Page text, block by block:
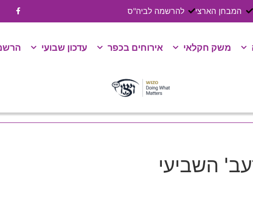
המבחן הארצי להרשמה לביה"ס
משק חקלאי אירוחים בכפר עדכון שבועי
השביעי